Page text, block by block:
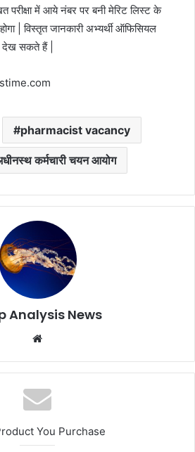
में आये नंबर पर बनी मेरिट लिस्ट के
| विस्तृत जानकारी अभ्यर्थी ऑफिसियल
देख सकते हैं |
pharmacist vacancy
कर्मचारी चयन आयोग
Analysis News
You Purchase